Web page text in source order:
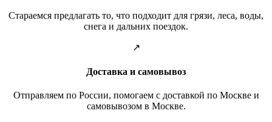
Стараемся предлагать то, что подходит для грязи, леса, воды,
снега и дальних поездок.
↗
Доставка и самовывоз
Отправляем по России, помогаем с доставкой по Москве и
самовывозом в Москве.